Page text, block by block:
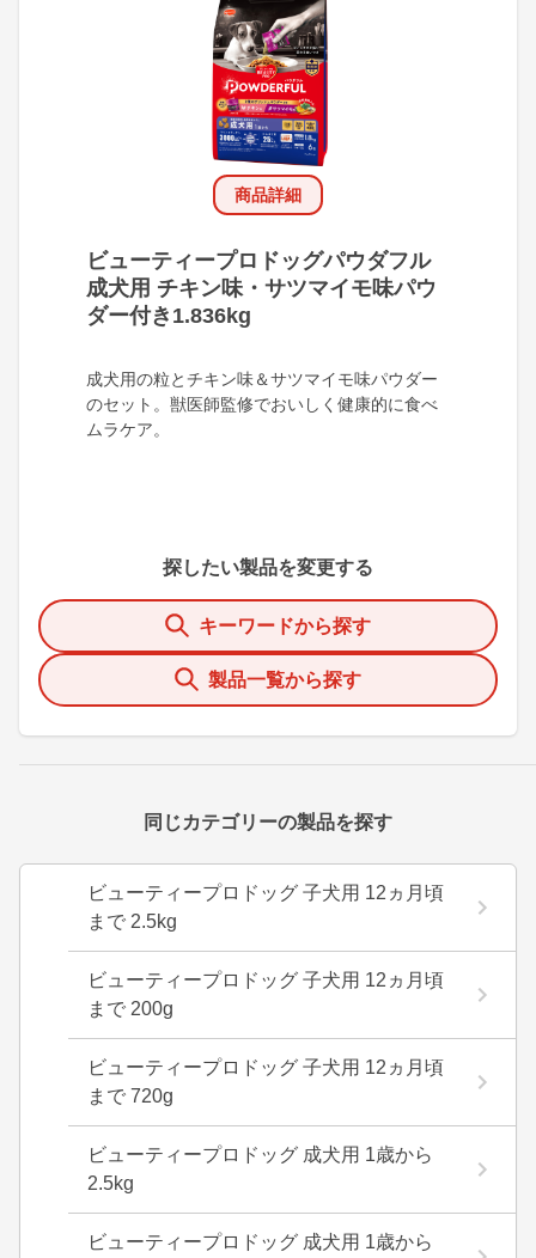
商品詳細
ビューティープロドッグパウダフル
成犬用 チキン味・サツマイモ味パウ
ダー付き1.836kg
成犬用の粒とチキン味＆サツマイモ味パウダー
のセット。獣医師監修でおいしく健康的に食べ
ムラケア。
探したい製品を変更する
キーワードから探す
製品一覧から探す
同じカテゴリーの製品を探す
ビューティープロドッグ 子犬用 12ヵ月頃
まで 2.5kg
ビューティープロドッグ 子犬用 12ヵ月頃
まで 200g
ビューティープロドッグ 子犬用 12ヵ月頃
まで 720g
ビューティープロドッグ 成犬用 1歳から
2.5kg
ビューティープロドッグ 成犬用 1歳から